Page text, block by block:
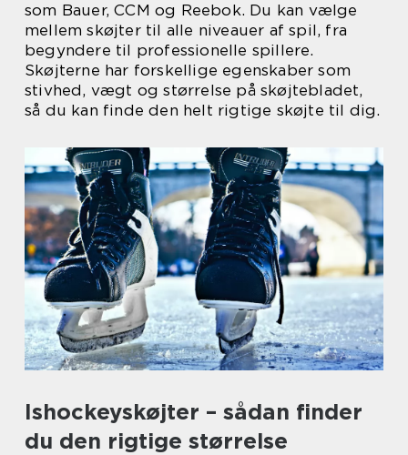
som Bauer, CCM og Reebok. Du kan vælge
mellem skøjter til alle niveauer af spil, fra
begyndere til professionelle spillere.
Skøjterne har forskellige egenskaber som
stivhed, vægt og størrelse på skøjtebladet,
så du kan finde den helt rigtige skøjte til dig.
Ishockeyskøjter – sådan finder
du den rigtige størrelse